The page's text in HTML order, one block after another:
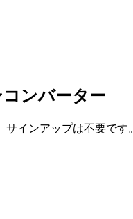
ンバーター
インアップは不要です。